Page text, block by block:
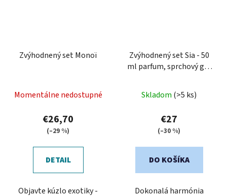
Zvýhodnený set Monoï
Momentálne nedostupné
€26,70
(–29 %)
DETAIL
Objavte kúzlo exotiky -
Zvýhodnený set Sia - 50
ml parfum, sprchový gél
Skladom (>5 ks)
€27
(–30 %)
DO KOŠÍKA
Dokonalá harmónia